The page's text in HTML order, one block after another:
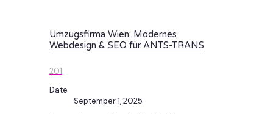
Umzugsfirma Wien: Modernes
Webdesign & SEO für ANTS-TRANS
201
Date
September 1, 2025